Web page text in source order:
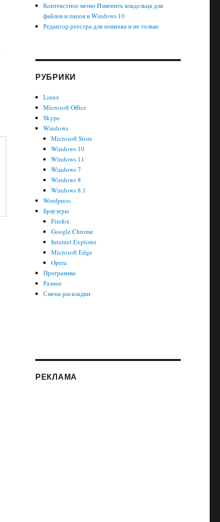
Контекстное меню Изменить владельца для
файлов и папок в Windows 10
Редактор реестра для новичка и не только
РУБРИКИ
Linux
Microsoft Office
Skype
Windows
Microsoft Store
Windows 10
Windows 11
Windows 7
Windows 8
Windows 8.1
Wordpress
Браузеры
Firefox
Google Chrome
Internet Explorer
Microsoft Edge
Opera
Программы
Разное
Смена раскладки
РЕКЛАМА